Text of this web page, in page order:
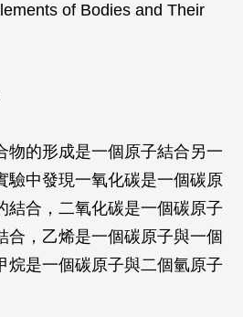
of Bodies and Their
物的形成是一個原子結合另一
驗中發現一氧化碳是一個碳原
結合，二氧化碳是一個碳原子
合，乙烯是一個碳原子與一個
烷是一個碳原子與二個氫原子